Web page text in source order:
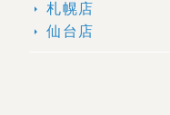
arrow_right 札幌店
arrow_right 仙台店